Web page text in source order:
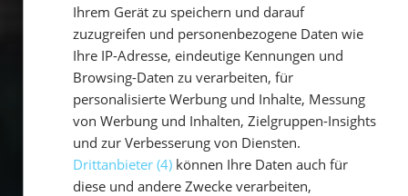
Ihrem Gerät zu speichern und darauf
zuzugreifen und personenbezogene Daten wie
Ihre IP-Adresse, eindeutige Kennungen und
Browsing-Daten zu verarbeiten, für
personalisierte Werbung und Inhalte, Messung
von Werbung und Inhalten, Zielgruppen-Insights
und zur Verbesserung von Diensten.
Drittanbieter (4)können Ihre Daten auch für
diese und andere Zwecke verarbeiten,